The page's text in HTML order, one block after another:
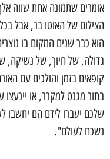
אומרים שתמונה אחת שווה
הצילום של האוטו בר, אבל
הוא כבר שנים המקום בו
גדולה, של חיוך, של נשיקה,
קופאים בזמן והולכים עם
בתור מגנט למקרר, או
שלכם יעברו לידם הם יחשבו
נשכח לעולם".